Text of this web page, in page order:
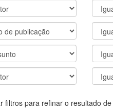
filtros para refinar o resultado